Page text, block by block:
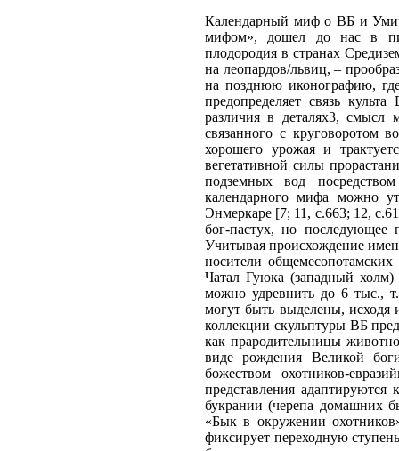
Календарный миф о ВБ и
мифом», дошел до нас в
плодородия в странах
на леопардов/львиц, –
на позднюю иконографию,
предопределяет связь
различия в деталях3, смысл
связанного с круговоротом
хорошего урожая и
вегетативной силы
подземных вод
календарного мифа можно
Энмеркаре [7; 11, с.663; 12,
бог-пастух, но
Учитывая происхождение
носители
Чатал Гуюка (западный
можно удревнить до 6 тыс.,
могут быть выделены,
коллекции скульптуры ВБ
как прародительницы
виде рождения Великой
божеством охотников-
представления адаптируются
букрании (черепа домашних
«Бык в окружении
фиксирует переходную